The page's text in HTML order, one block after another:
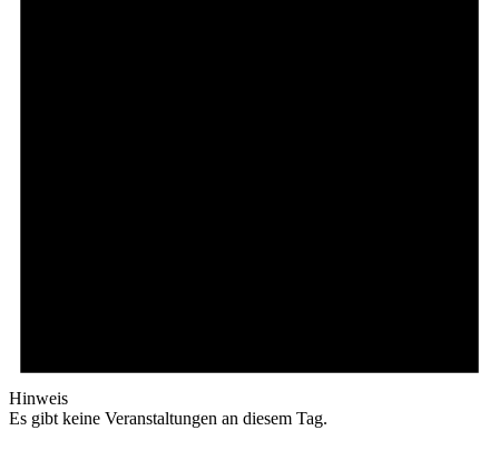
Hinweis
Es gibt keine Veranstaltungen an diesem Tag.